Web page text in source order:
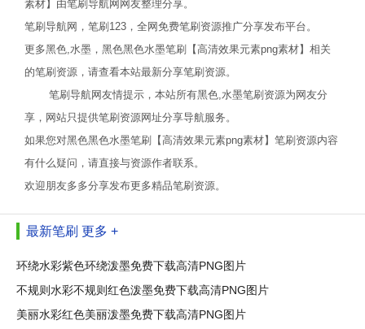
素材】由笔刷导航网网友整理分享。
笔刷导航网，笔刷123，全网免费笔刷资源推广分享发布平台。
更多黑色,水墨，黑色黑色水墨笔刷【高清效果元素png素材】相关
的笔刷资源，请查看本站最新分享笔刷资源。
笔刷导航网友情提示，本站所有黑色,水墨笔刷资源为网友分
享，网站只提供笔刷资源网址分享导航服务。
如果您对黑色黑色水墨笔刷【高清效果元素png素材】笔刷资源内容
有什么疑问，请直接与资源作者联系。
欢迎朋友多多分享发布更多精品笔刷资源。
最新笔刷 更多 +
环绕水彩紫色环绕泼墨免费下载高清PNG图片
不规则水彩不规则红色泼墨免费下载高清PNG图片
美丽水彩红色美丽泼墨免费下载高清PNG图片